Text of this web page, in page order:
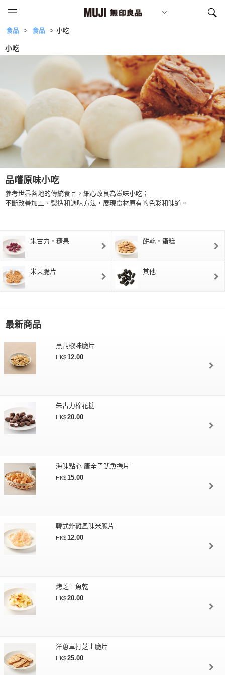
食品 食品 小吃
小吃
品嚐原味小吃
參考世界各地的傳統食品，細心改良為滋味小吃；
不斷改善加工、製造和調味方法，展現食材原有的色彩和味道。
朱古力・糖果 餅乾・蛋糕
米果脆片 其他
最新商品
黑胡椒味脆片
HK$12.00
朱古力棉花糖
HK$20.00
海味點心 唐辛子魷魚捲片
HK$15.00
韓式炸雞風味米脆片
HK$12.00
烤芝士魚乾
HK$20.00
洋蔥車打芝士脆片
HK$25.00